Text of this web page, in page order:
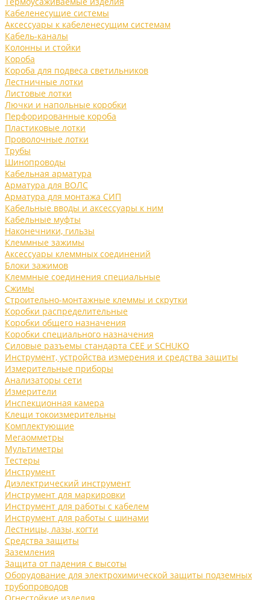
Кабеленесущие системы
Аксессуары к кабеленесущим системам
Кабель-каналы
Колонны и стойки
Короба
Короба для подвеса светильников
Лестничные лотки
Листовые лотки
Лючки и напольные коробки
Перфорированные короба
Пластиковые лотки
Проволочные лотки
Трубы
Шинопроводы
Кабельная арматура
Арматура для ВОЛС
Арматура для монтажа СИП
Кабельные вводы и аксессуары к ним
Кабельные муфты
Наконечники, гильзы
Клеммные зажимы
Аксессуары клеммных соединений
Блоки зажимов
Клеммные соединения специальные
Сжимы
Строительно-монтажные клеммы и скрутки
Коробки распределительные
Коробки общего назначения
Коробки специального назначения
Силовые разъемы стандарта CEE и SCHUKO
Инструмент, устройства измерения и средства защиты
Измерительные приборы
Анализаторы сети
Измерители
Инспекционная камера
Клещи токоизмерительны
Комплектующие
Мегаомметры
Мультиметры
Тестеры
Инструмент
Диэлектрический инструмент
Инструмент для маркировки
Инструмент для работы с кабелем
Инструмент для работы с шинами
Лестницы, лазы, когти
Средства защиты
Заземления
Защита от падения с высоты
Оборудование для электрохимической защиты подземных
трубопроводов